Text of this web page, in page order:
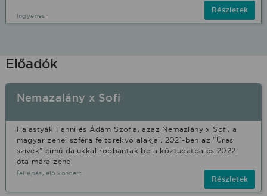
Ingyenes
Részletek
Előadók
Nemazalány x Sofi
Halastyák Fanni és Ádám Szofia, azaz Nemazlány x Sofi, a
magyar zenei szféra feltörekvő alakjai. 2021-ben az "Üres
szívek" című dalukkal robbantak be a köztudatba és 2022
óta mára zene
fellépés, élő koncert
Részletek